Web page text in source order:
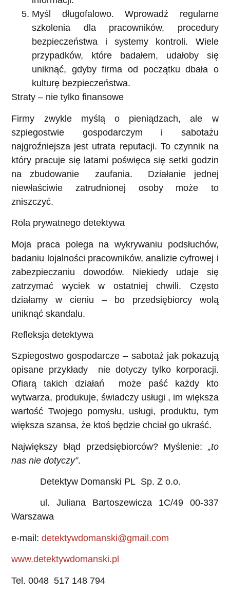
Myśl długofalowo. Wprowadź regularne
szkolenia dla pracowników, procedury
bezpieczeństwa i systemy kontroli. Wiele
przypadków, które badałem, udałoby się
uniknąć, gdyby firma od początku dbała o
kulturę bezpieczeństwa.
Straty – nie tylko finansowe
Firmy zwykle myślą o pieniądzach, ale w
szpiegostwie gospodarczym i sabotażu
najgroźniejsza jest utrata reputacji. To czynnik na
który pracuje się latami poświęca się setki godzin
na zbudowanie zaufania. Działanie jednej
niewłaściwie zatrudnionej osoby może to
zniszczyć.
Rola prywatnego detektywa
Moja praca polega na wykrywaniu podsłuchów,
badaniu lojalności pracowników, analizie cyfrowej i
zabezpieczaniu dowodów. Niekiedy udaje się
zatrzymać wyciek w ostatniej chwili. Często
działamy w cieniu – bo przedsiębiorcy wolą
uniknąć skandalu.
Refleksja detektywa
Szpiegostwo gospodarcze – sabotaż jak pokazują
opisane przykłady nie dotyczy tylko korporacji.
Ofiarą takich działań może paść każdy kto
wytwarza, produkuje, świadczy usługi , im większa
wartość Twojego pomysłu, usługi, produktu, tym
większa szansa, że ktoś będzie chciał go ukraść.
Największy błąd przedsiębiorców? Myślenie: „to
nas nie dotyczy”.
Detektyw Domanski PL Sp. Z o.o.
ul. Juliana Bartoszewicza 1C/49 00-337
Warszawa
e-mail:detektywdomanski@gmail.com
www.detektywdomanski.pl
Tel. 0048 517 148 794